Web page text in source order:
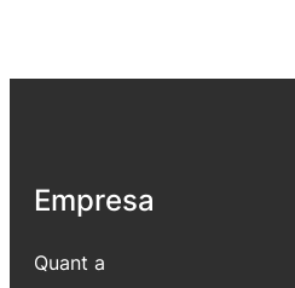
Empresa
Quant a